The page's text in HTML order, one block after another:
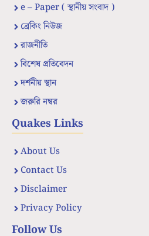
e – Paper ( স্থানীয় সংবাদ )
ব্রেকিং নিউজ
রাজনীতি
বিশেষ প্রতিবেদন
দর্শনীয় স্থান
জরুরি নম্বর
Quakes Links
About Us
Contact Us
Disclaimer
Privacy Policy
Follow Us